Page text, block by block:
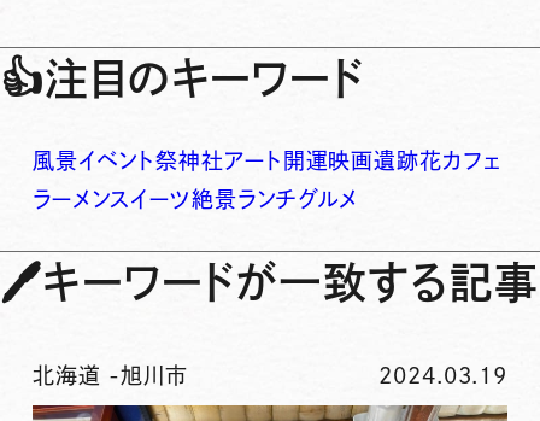
👍注目のキーワード
風景イベント祭神社アート 開運映画遺跡花カフェ
ラーメンスイーツ絶景ランチグルメ
🖊キーワードが一致する記事
北海道 -旭川市 2024.03.19